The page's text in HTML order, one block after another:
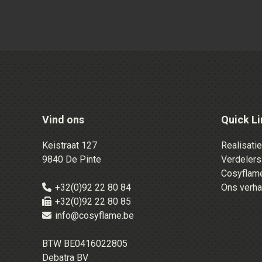
Vind ons
Keistraat 127
9840 De Pinte
+32(0)92 22 80 84
+32(0)92 22 80 85
info@cosyflame.be
BTW BE0416022805
Debatra BV
Quick
Verdelers
Ons